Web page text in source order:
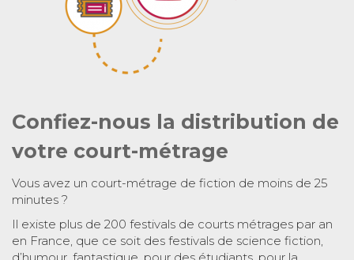
Confiez-nous la distribution de
votre court-métrage
Vous avez un court-métrage de fiction de moins de 25
minutes ?
Il existe plus de 200 festivals de courts métrages par an
en France, que ce soit des festivals de science fiction,